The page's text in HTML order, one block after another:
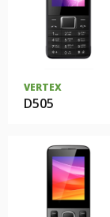
VERTEX
D505